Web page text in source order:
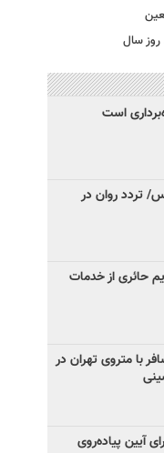
سال
است
تردد روان در
حائری از خدمات
۷۱۶ هزار مسافر با متروی تهران در
آیین پیاده‌روی